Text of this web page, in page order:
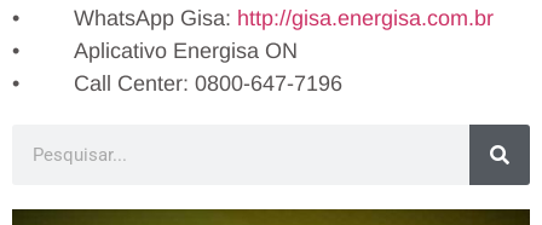
• WhatsApp Gisa: http://gisa.energisa.com.br
• Aplicativo Energisa ON
• Call Center: 0800-647-7196